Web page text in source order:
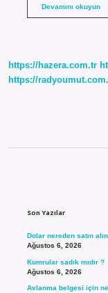
Devamını okuyun
https://hazera.com.tr
https://
Son Yazılar
Dolar nereden satın
Ağustos 6, 2026
Kumrular sadık mıdır ?
Ağustos 6, 2026
Avlanma belgesi için